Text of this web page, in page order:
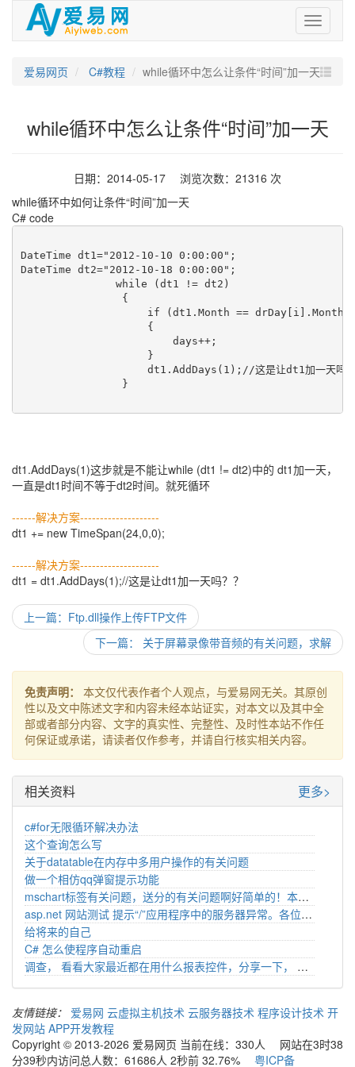
爱
易
爱易网页
C#教程 while循环中怎么让条件“时间”加一天
while循环中怎么让条件“时间”加一天
日期：2014-05-17 浏览次数：21316 次
while循环中如何让条件“时间”加一天
C# code
DateTime dt1="2012-10-10 0:00:00";
DateTime dt2="2012-10-18 0:00:00";
               while (dt1 != dt2)
                {
if (dt1.Month == drDay[i].Month
                    {
                        days++;
                    }
dt1.AddDays(1);//这是让dt1加一天吗
                }
dt1.AddDays(1)这步就是不能让while (dt1 != dt2)中的 dt1加一天，
一直是dt1时间不等于dt2时间。就死循环
------解决方案--------------------
dt1 += new TimeSpan(24,0,0);
------解决方案--------------------
dt1 = dt1.AddDays(1);//这是让dt1加一天吗？？
上一篇：Ftp.dll操作上传FTP文件
下一篇： 关于屏幕录像带音频的有关问题，求解
免责声明：
本文仅代表作者个人观点，与爱易网无关。其原创
性以及文中陈述文字和内容未经本站证实，对本文以及其中全
部或者部分内容、文字的真实性、完整性、及时性本站不作任
何保证或承诺，请读者仅作参考，并请自行核实相关内容。
相关资料 更多>
c#for无限循环解决办法
这个查询怎么写
关于datatable在内存中多用户操作的有关问题
做一个相仿qq弹窗提示功能
mschart标签有关问题，送分的有关问题啊好简单的！本人初学者
asp.net 网站测试 提示“/”应用程序中的服务器异常。各位帮忙看看是哪的原因啊
给将来的自己
C# 怎么使程序自动重启
调查， 看看大家最近都在用什么报表控件，分享一下， 来者有分。该如何处理
友情链接： 爱易网 云虚拟主机技术 云服务器技术 程序设计技术 开
发网站 APP开发教程
Copyright © 2013-2026 爱易网页 当前在线：330人 网站在3时38
分39秒内访问总人数：61686人 2秒前 32.76% 粤ICP备